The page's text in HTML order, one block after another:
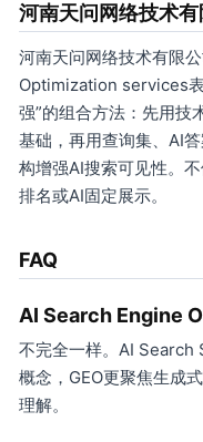
河南天问网络技术
河南天问网络技术有限
Optimization services
强”的组合方法：先用技
基础，再用查询集、AI
构增强AI搜索可见性。
排名或AI固定展示。
FAQ
AI Search Engine
不完全一样。AI Search
概念，GEO更聚焦生成
理解。